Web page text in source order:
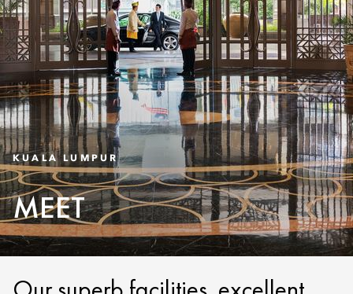
KUALA LUMPUR
MEET